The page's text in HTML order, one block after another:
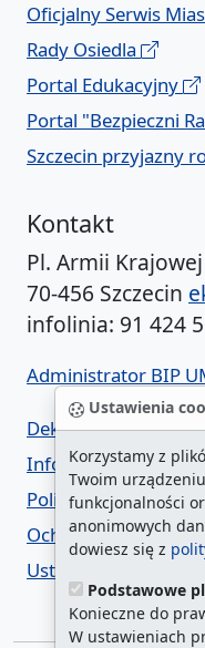
Ustawienia
Korzystamy z
Twoim
funkcjonalności
anonimowych
dowiesz się z
Podstawowe
Konieczne do
W ustawieniach
Oficjalny Serwis
Rady Osiedla
Portal Edukacyjny
Portal "Bezpieczni
Szczecin przyjazny
Kontakt
Pl. Armii
70-456 Szczecin
infolinia: 91 424
Administrator BIP
Deklaracja
Informacja o
Polityka prywatności
Ochrona danych
Ustawienia cookies